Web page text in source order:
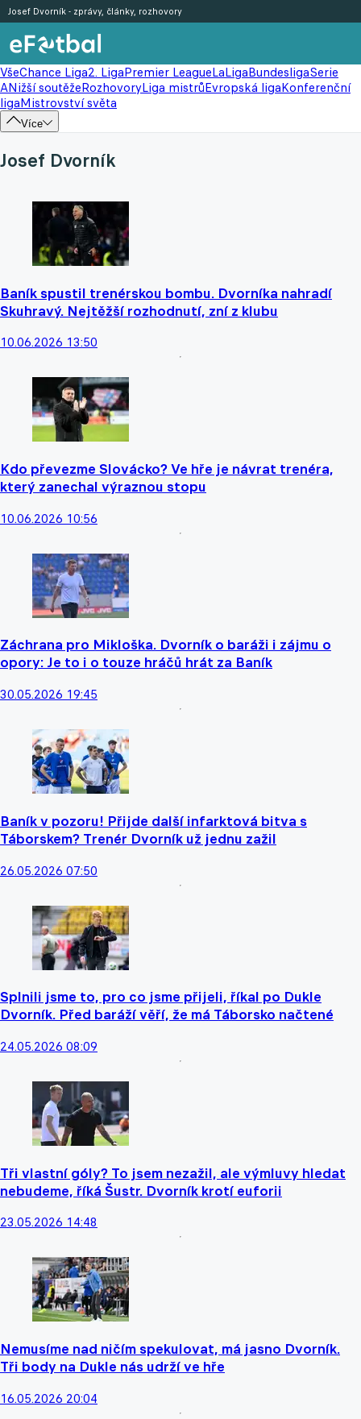
VšeChance Liga2. LigaPremier LeagueLaLigaBundesligaSerie
ANižší soutěžeRozhovoryLiga mistrůEvropská ligaKonferenční
ligaMistrovství světa
Více
Josef Dvorník - zprávy, články, rozhovory
Josef Dvorník
Baník spustil trenérskou bombu. Dvorníka nahradí
Skuhravý. Nejtěžší rozhodnutí, zní z klubu
10.06.2026 13:50
Kdo převezme Slovácko? Ve hře je návrat trenéra,
který zanechal výraznou stopu
10.06.2026 10:56
Záchrana pro Mikloška. Dvorník o baráži i zájmu o
opory: Je to i o touze hráčů hrát za Baník
30.05.2026 19:45
Baník v pozoru! Přijde další infarktová bitva s
Táborskem? Trenér Dvorník už jednu zažil
26.05.2026 07:50
Splnili jsme to, pro co jsme přijeli, říkal po Dukle
Dvorník. Před baráží věří, že má Táborsko načtené
24.05.2026 08:09
Tři vlastní góly? To jsem nezažil, ale výmluvy hledat
nebudeme, říká Šustr. Dvorník krotí euforii
23.05.2026 14:48
Nemusíme nad ničím spekulovat, má jasno Dvorník.
Tři body na Dukle nás udrží ve hře
16.05.2026 20:04